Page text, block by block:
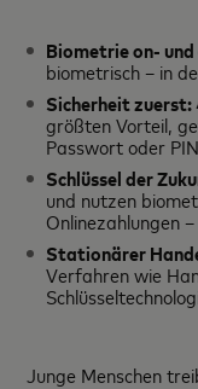
Biometrie on-
biometrisch – in
Sicherheit zuerst:
größten Vorteil,
Passwort oder
Schlüssel der
und nutzen
Onlinezahlungen
Stationärer
Verfahren wie
Junge Menschen